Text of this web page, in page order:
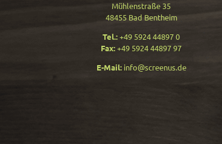
Mühlenstraße 35
48455 Bad Bentheim
Tel.:+49 5924 44897 0
Fax:+49 5924 44897 97
E-Mail: info@screenus.de